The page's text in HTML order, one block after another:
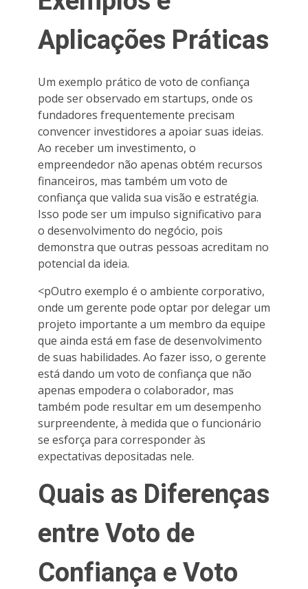
Aplicações Práticas
Um exemplo prático de voto de confiança
pode ser observado em startups, onde os
fundadores frequentemente precisam
convencer investidores a apoiar suas ideias.
Ao receber um investimento, o
empreendedor não apenas obtém recursos
financeiros, mas também um voto de
confiança que valida sua visão e estratégia.
Isso pode ser um impulso significativo para
o desenvolvimento do negócio, pois
demonstra que outras pessoas acreditam no
potencial da ideia.
<pOutro exemplo é o ambiente corporativo,
onde um gerente pode optar por delegar um
projeto importante a um membro da equipe
que ainda está em fase de desenvolvimento
de suas habilidades. Ao fazer isso, o gerente
está dando um voto de confiança que não
apenas empodera o colaborador, mas
também pode resultar em um desempenho
surpreendente, à medida que o funcionário
se esforça para corresponder às
expectativas depositadas nele.
Quais as Diferenças
entre Voto de
Confiança e Voto